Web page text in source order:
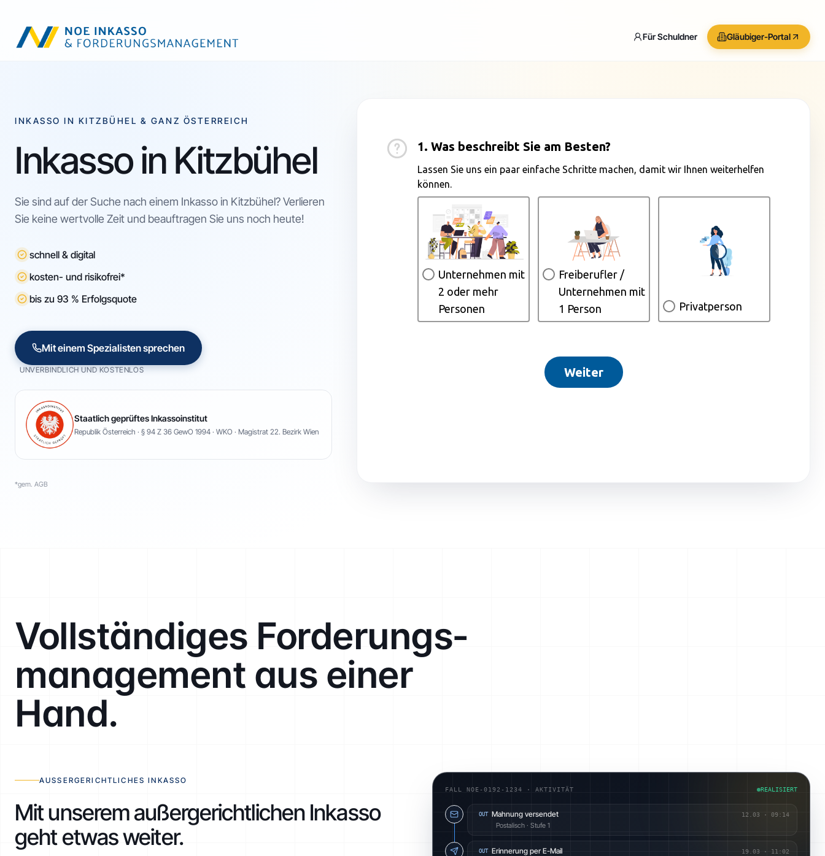
Für Schuldner Gläubiger-Portal
INKASSO IN KITZBÜHEL & GANZ ÖSTERREICH
Inkasso in Kitzbühel
Sie sind auf der Suche nach einem Inkasso in Kitzbühel? Verlieren
Sie keine wertvolle Zeit und beauftragen Sie uns noch heute!
schnell & digital
kosten- und risikofrei*
bis zu 93 % Erfolgsquote
Mit einem Spezialisten sprechen
UNVERBINDLICH UND KOSTENLOS
Staatlich geprüftes Inkassoinstitut
Republik Österreich · § 94 Z 36 GewO 1994 · WKO · Magistrat 22. Bezirk Wien
*gem. AGB
Vollständiges Forderungs­
management aus einer
Hand.
AUSSERGERICHTLICHES INKASSO
Mit unserem außergerichtlichen Inkasso
geht etwas weiter.
FALL NOE-0192-1234 · AKTIVITÄT REALISIERT
OUT Mahnung versendet 12.03 · 09:14
Postalisch · Stufe 1
OUT Erinnerung per E-Mail 19.03 · 11:02